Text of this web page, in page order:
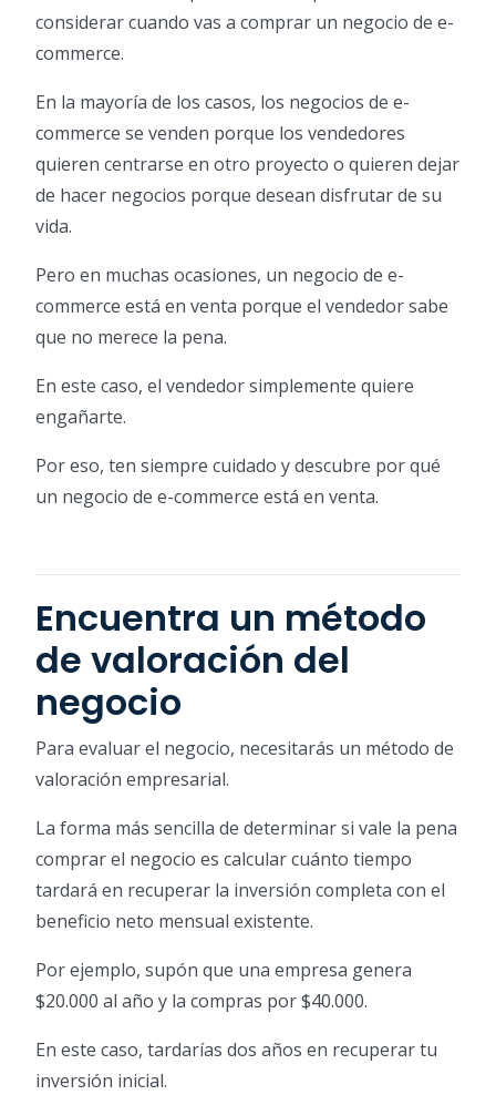
considerar cuando vas a comprar un negocio de e-
commerce.
En la mayoría de los casos, los negocios de e-
commerce se venden porque los vendedores
quieren centrarse en otro proyecto o quieren dejar
de hacer negocios porque desean disfrutar de su
vida.
Pero en muchas ocasiones, un negocio de e-
commerce está en venta porque el vendedor sabe
que no merece la pena.
En este caso, el vendedor simplemente quiere
engañarte.
Por eso, ten siempre cuidado y descubre por qué
un negocio de e-commerce está en venta.
Encuentra un método
de valoración del
negocio
Para evaluar el negocio, necesitarás un método de
valoración empresarial.
La forma más sencilla de determinar si vale la pena
comprar el negocio es calcular cuánto tiempo
tardará en recuperar la inversión completa con el
beneficio neto mensual existente.
Por ejemplo, supón que una empresa genera
$20.000 al año y la compras por $40.000.
En este caso, tardarías dos años en recuperar tu
inversión inicial.